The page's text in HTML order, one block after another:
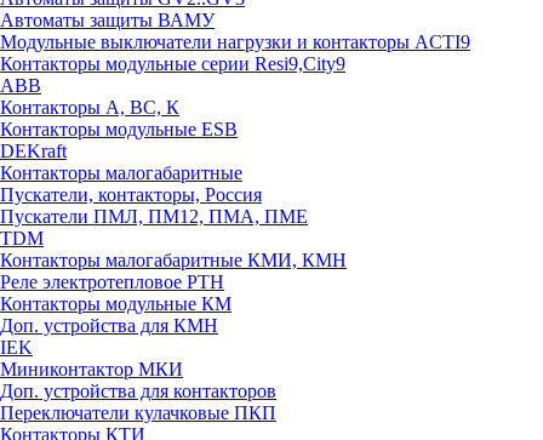
Автоматы защиты ВАМУ
Модульные выключатели нагрузки и контакторы ACTI9
Контакторы модульные серии Resi9,City9
ABB
Контакторы А, ВС, К
Контакторы модульные ESB
DEKraft
Контакторы малогабаритные
Пускатели, контакторы, Россия
Пускатели ПМЛ, ПМ12, ПМА, ПМЕ
TDM
Контакторы малогабаритные КМИ, КМН
Реле электротепловое РТН
Контакторы модульные КМ
Доп. устройства для КМН
IEK
Миниконтактор МКИ
Доп. устройства для контакторов
Переключатели кулачковые ПКП
Контакторы КТИ